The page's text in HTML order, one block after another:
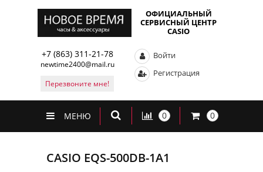
ОФИЦИАЛЬНЫЙ
СЕРВИСНЫЙ ЦЕНТР
CASIO
+7 (863) 311-21-78
newtime2400@mail.ru
Перезвоните мне!
Войти
Регистрация
МЕНЮ 0 0
CASIO EQS-500DB-1A1